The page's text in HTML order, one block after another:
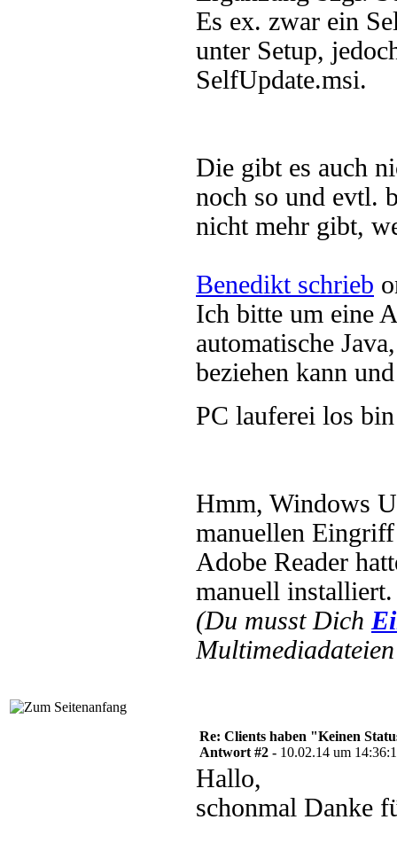
Es ex. zwar ein
unter Setup,
SelfUpdate.msi.
Die gibt es auch
noch so und evtl.
nicht mehr gibt,
Benedikt schrieb
Ich bitte um eine
automatische
beziehen kann
PC lauferei los
Hmm, Windows
manuellen
Adobe Reader
manuell
(Du musst Dich
Re: Clients haben "Keinen
Antwort #2 - 10.02.14 um
Hallo,
schonmal Danke